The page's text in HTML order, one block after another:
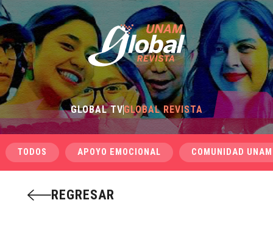
GLOBAL TVGLOBAL REVISTA
TODOS APOYO EMOCIONAL COMUNIDAD UNAM
REGRESAR